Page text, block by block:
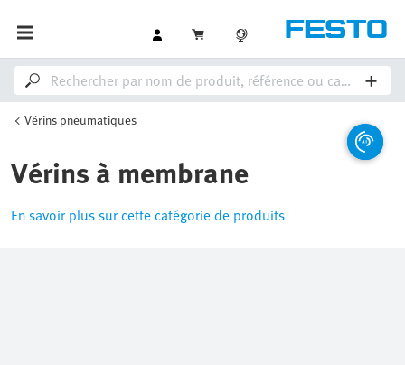
Vérins pneumatiques
Vérins à membrane
En savoir plus sur cette catégorie de produits